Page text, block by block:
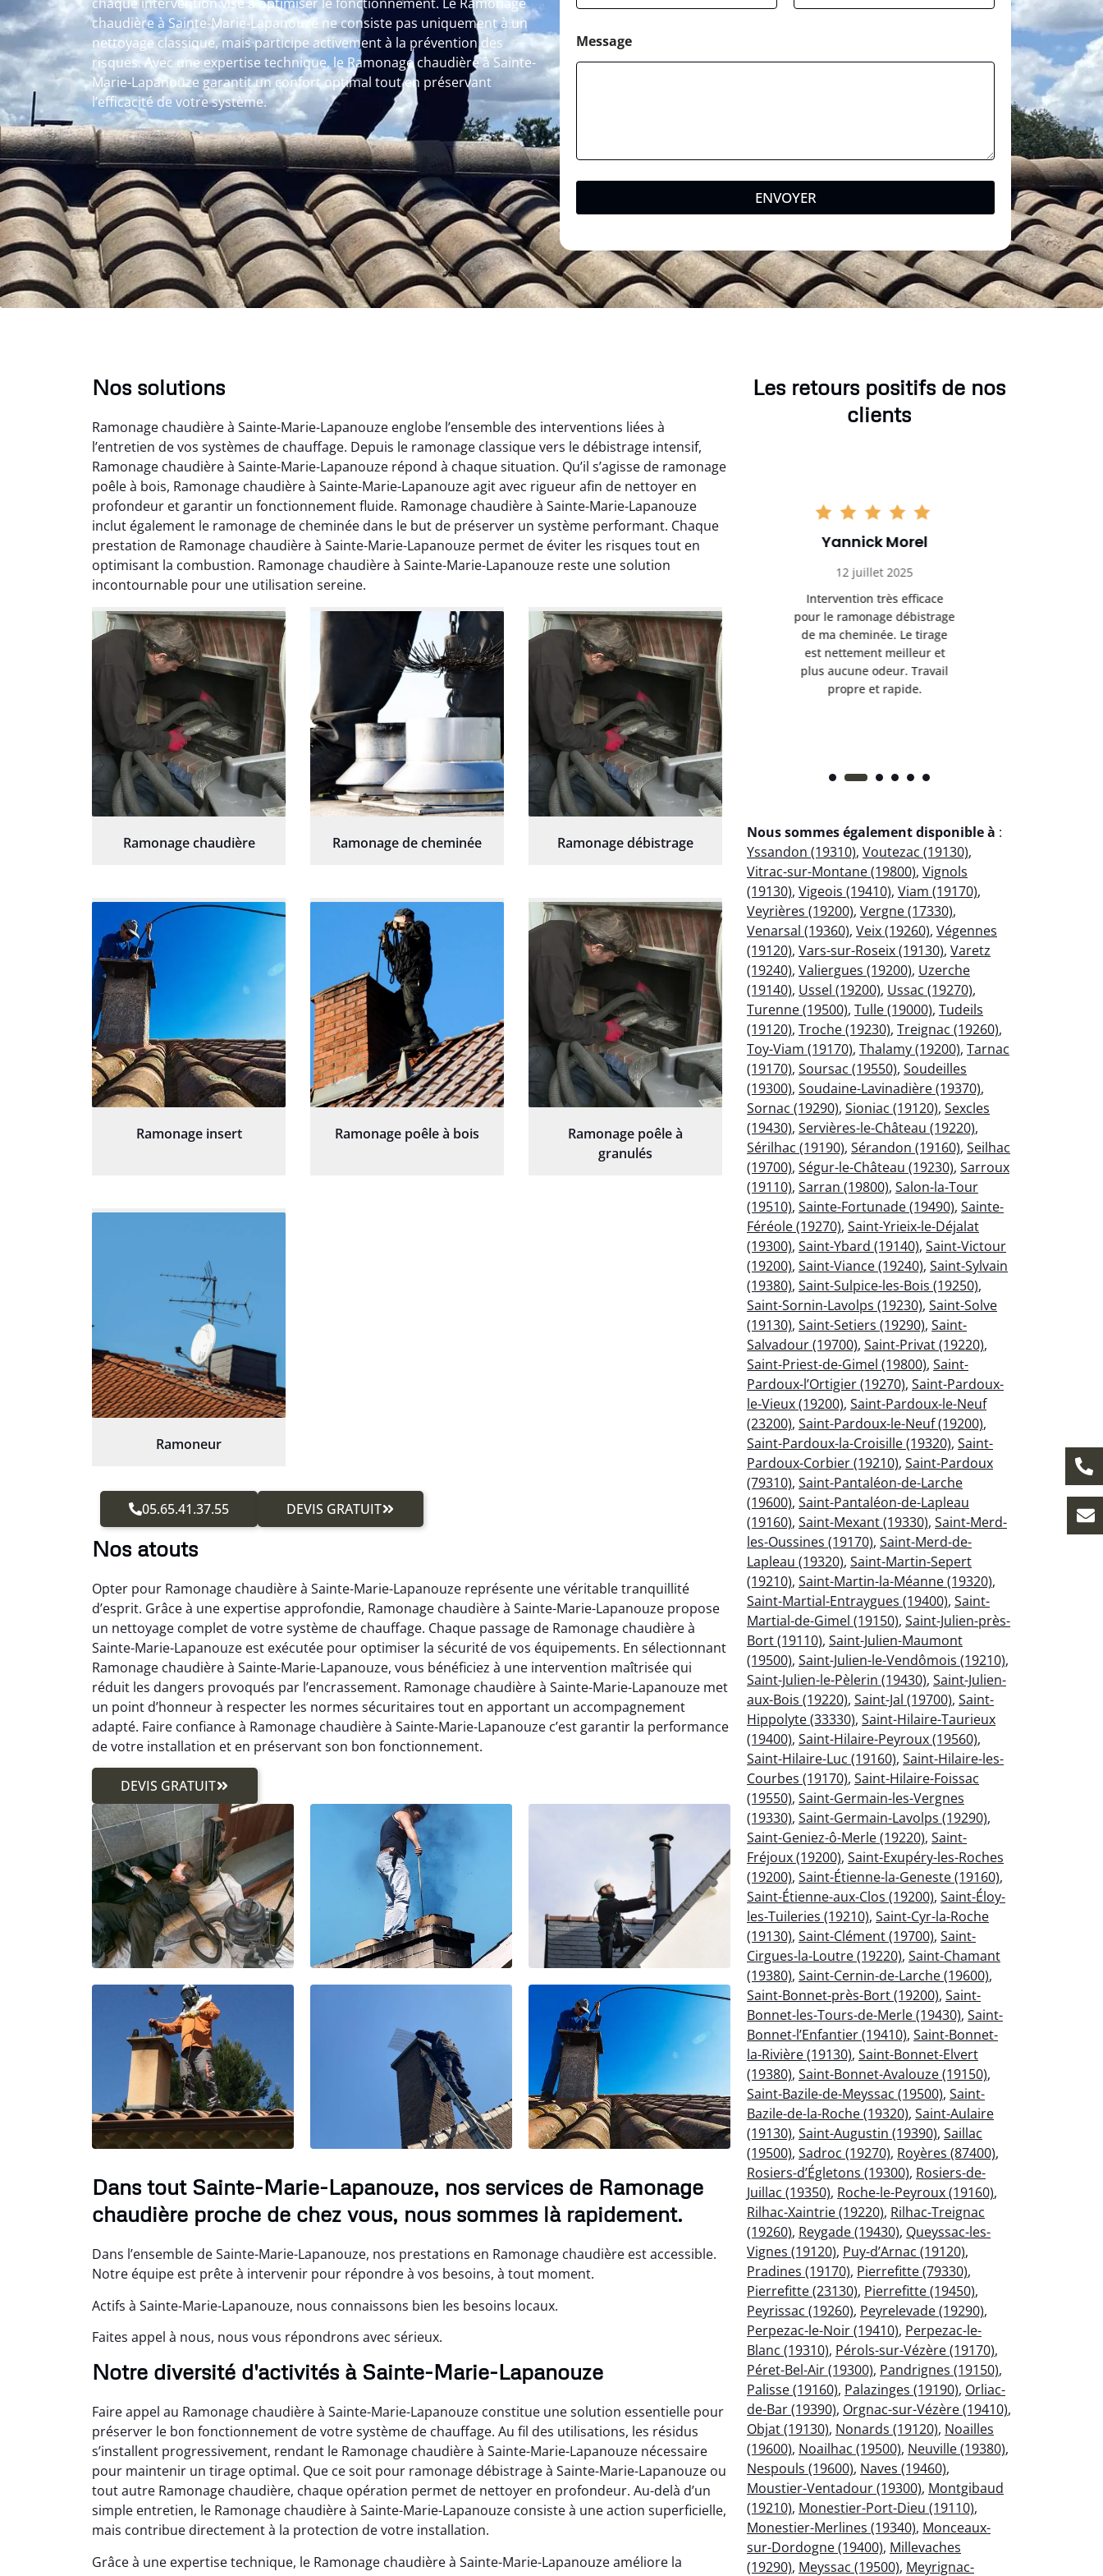
chaudière à Sainte-Marie-Lapanouze ne consiste pas uniquement à un
nettoyage classique, mais participe activement à la prévention des
risques. Avec une expertise technique, le Ramonage chaudière à Sainte-
Marie-Lapanouze garantit un confort optimal tout en préservant
l’efficacité de votre système.
Message
ENVOYER
Nos solutions
Ramonage chaudière à Sainte-Marie-Lapanouze englobe l’ensemble des interventions liées à
l’entretien de vos systèmes de chauffage. Depuis le ramonage classique vers le débistrage intensif,
Ramonage chaudière à Sainte-Marie-Lapanouze répond à chaque situation. Qu’il s’agisse de ramonage
poêle à bois, Ramonage chaudière à Sainte-Marie-Lapanouze agit avec rigueur afin de nettoyer en
profondeur et garantir un fonctionnement fluide. Ramonage chaudière à Sainte-Marie-Lapanouze
inclut également le ramonage de cheminée dans le but de préserver un système performant. Chaque
prestation de Ramonage chaudière à Sainte-Marie-Lapanouze permet de éviter les risques tout en
optimisant la combustion. Ramonage chaudière à Sainte-Marie-Lapanouze reste une solution
incontournable pour une utilisation sereine.
Ramonage chaudière Ramonage de cheminée Ramonage débistrage
Ramonage insert Ramonage poêle à bois
Ramonage poêle à
granulés
Ramoneur
05.65.41.37.55 DEVIS GRATUIT
Nos atouts
Opter pour Ramonage chaudière à Sainte-Marie-Lapanouze représente une véritable tranquillité
d’esprit. Grâce à une expertise approfondie, Ramonage chaudière à Sainte-Marie-Lapanouze propose
un nettoyage complet de votre système de chauffage. Chaque passage de Ramonage chaudière à
Sainte-Marie-Lapanouze est exécutée pour optimiser la sécurité de vos équipements. En sélectionnant
Ramonage chaudière à Sainte-Marie-Lapanouze, vous bénéficiez à une intervention maîtrisée qui
réduit les dangers provoqués par l’encrassement. Ramonage chaudière à Sainte-Marie-Lapanouze met
un point d’honneur à respecter les normes sécuritaires tout en apportant un accompagnement
adapté. Faire confiance à Ramonage chaudière à Sainte-Marie-Lapanouze c’est garantir la performance
de votre installation et en préservant son bon fonctionnement.
DEVIS GRATUIT
Dans tout Sainte-Marie-Lapanouze, nos services de Ramonage
chaudière proche de chez vous, nous sommes là rapidement.
Dans l’ensemble de Sainte-Marie-Lapanouze, nos prestations en Ramonage chaudière est accessible.
Notre équipe est prête à intervenir pour répondre à vos besoins, à tout moment.
Actifs à Sainte-Marie-Lapanouze, nous connaissons bien les besoins locaux.
Faites appel à nous, nous vous répondrons avec sérieux.
Notre diversité d'activités à Sainte-Marie-Lapanouze
Faire appel au Ramonage chaudière à Sainte-Marie-Lapanouze constitue une solution essentielle pour
préserver le bon fonctionnement de votre système de chauffage. Au fil des utilisations, les résidus
s’installent progressivement, rendant le Ramonage chaudière à Sainte-Marie-Lapanouze nécessaire
pour maintenir un tirage optimal. Que ce soit pour ramonage débistrage à Sainte-Marie-Lapanouze ou
tout autre Ramonage chaudière, chaque opération permet de nettoyer en profondeur. Au-delà d’un
simple entretien, le Ramonage chaudière à Sainte-Marie-Lapanouze consiste à une action superficielle,
mais contribue directement à la protection de votre installation.
Grâce à une expertise technique, le Ramonage chaudière à Sainte-Marie-Lapanouze améliore la
Les retours positifs de nos
clients
Nicolas Perrin
22 janvier 2026
propre pour le ramonage
débistrage. On sent tout de
suite la différence au niveau
du tirage. Très satisfait.
Yannick Morel
12 juillet 2025
pour le ramonage débistrage
de ma cheminée. Le tirage
est nettement meilleur et
plus aucune odeur. Travail
propre et rapide.
Clément Girard
28 août 2025
Très satisfait du ramonage
débistrage réalisé chez moi.
Les conduits étaient bien
encrassés et le résultat est
impeccable. Je recommande
sans hésiter.
Nous sommes également disponible à :
Yssandon (19310), Voutezac (19130),
Vitrac-sur-Montane (19800), Vignols
(19130), Vigeois (19410), Viam (19170),
Veyrières (19200), Vergne (17330),
Venarsal (19360), Veix (19260), Végennes
(19120), Vars-sur-Roseix (19130), Varetz
(19240), Valiergues (19200), Uzerche
(19140), Ussel (19200), Ussac (19270),
Turenne (19500), Tulle (19000), Tudeils
(19120), Troche (19230), Treignac (19260),
Toy-Viam (19170), Thalamy (19200), Tarnac
(19170), Soursac (19550), Soudeilles
(19300), Soudaine-Lavinadière (19370),
Sornac (19290), Sioniac (19120), Sexcles
(19430), Servières-le-Château (19220),
Sérilhac (19190), Sérandon (19160), Seilhac
(19700), Ségur-le-Château (19230), Sarroux
(19110), Sarran (19800), Salon-la-Tour
(19510), Sainte-Fortunade (19490), Sainte-
Féréole (19270), Saint-Yrieix-le-Déjalat
(19300), Saint-Ybard (19140), Saint-Victour
(19200), Saint-Viance (19240), Saint-Sylvain
(19380), Saint-Sulpice-les-Bois (19250),
Saint-Sornin-Lavolps (19230), Saint-Solve
(19130), Saint-Setiers (19290), Saint-
Salvadour (19700), Saint-Privat (19220),
Saint-Priest-de-Gimel (19800), Saint-
Pardoux-l’Ortigier (19270), Saint-Pardoux-
le-Vieux (19200), Saint-Pardoux-le-Neuf
(23200), Saint-Pardoux-le-Neuf (19200),
Saint-Pardoux-la-Croisille (19320), Saint-
Pardoux-Corbier (19210), Saint-Pardoux
(79310), Saint-Pantaléon-de-Larche
(19600), Saint-Pantaléon-de-Lapleau
(19160), Saint-Mexant (19330), Saint-Merd-
les-Oussines (19170), Saint-Merd-de-
Lapleau (19320), Saint-Martin-Sepert
(19210), Saint-Martin-la-Méanne (19320),
Saint-Martial-Entraygues (19400), Saint-
Martial-de-Gimel (19150), Saint-Julien-près-
Bort (19110), Saint-Julien-Maumont
(19500), Saint-Julien-le-Vendômois (19210),
Saint-Julien-le-Pèlerin (19430), Saint-Julien-
aux-Bois (19220), Saint-Jal (19700), Saint-
Hippolyte (33330), Saint-Hilaire-Taurieux
(19400), Saint-Hilaire-Peyroux (19560),
Saint-Hilaire-Luc (19160), Saint-Hilaire-les-
Courbes (19170), Saint-Hilaire-Foissac
(19550), Saint-Germain-les-Vergnes
(19330), Saint-Germain-Lavolps (19290),
Saint-Geniez-ô-Merle (19220), Saint-
Fréjoux (19200), Saint-Exupéry-les-Roches
(19200), Saint-Étienne-la-Geneste (19160),
Saint-Étienne-aux-Clos (19200), Saint-Éloy-
les-Tuileries (19210), Saint-Cyr-la-Roche
(19130), Saint-Clément (19700), Saint-
Cirgues-la-Loutre (19220), Saint-Chamant
(19380), Saint-Cernin-de-Larche (19600),
Saint-Bonnet-près-Bort (19200), Saint-
Bonnet-les-Tours-de-Merle (19430), Saint-
Bonnet-l’Enfantier (19410), Saint-Bonnet-
la-Rivière (19130), Saint-Bonnet-Elvert
(19380), Saint-Bonnet-Avalouze (19150),
Saint-Bazile-de-Meyssac (19500), Saint-
Bazile-de-la-Roche (19320), Saint-Aulaire
(19130), Saint-Augustin (19390), Saillac
(19500), Sadroc (19270), Royères (87400),
Rosiers-d’Égletons (19300), Rosiers-de-
Juillac (19350), Roche-le-Peyroux (19160),
Rilhac-Xaintrie (19220), Rilhac-Treignac
(19260), Reygade (19430), Queyssac-les-
Vignes (19120), Puy-d’Arnac (19120),
Pradines (19170), Pierrefitte (79330),
Pierrefitte (23130), Pierrefitte (19450),
Peyrissac (19260), Peyrelevade (19290),
Perpezac-le-Noir (19410), Perpezac-le-
Blanc (19310), Pérols-sur-Vézère (19170),
Péret-Bel-Air (19300), Pandrignes (19150),
Palisse (19160), Palazinges (19190), Orliac-
de-Bar (19390), Orgnac-sur-Vézère (19410),
Objat (19130), Nonards (19120), Noailles
(19600), Noailhac (19500), Neuville (19380),
Nespouls (19600), Naves (19460),
Moustier-Ventadour (19300), Montgibaud
(19210), Monestier-Port-Dieu (19110),
Monestier-Merlines (19340), Monceaux-
sur-Dordogne (19400), Millevaches
(19290), Meyssac (19500), Meyrignac-